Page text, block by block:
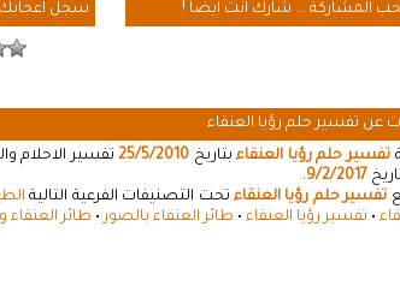
المشاركة ... شارك انت ايضاً ! سجل اعجابك
عن تفسير حلم رؤيا العنقاء
تفسير حلم رؤيا العنقاءبتاريخ 25/5/2010تفسير الاحلام
9/2/2017
.
تفسير حلم رؤيا العنقاء تحت التصنيفات الفرعية التالية
• تفسير رؤيا العنقاء • طائر العنقاء بالصور• طائر